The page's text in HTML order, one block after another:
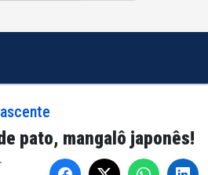
pato, mangalô japonês!